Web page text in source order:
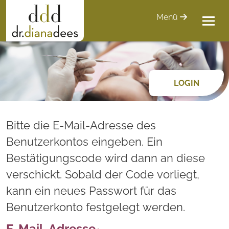
Menü
LOGIN
Bitte die E-Mail-Adresse des
Benutzerkontos eingeben. Ein
Bestätigungscode wird dann an diese
verschickt. Sobald der Code vorliegt,
kann ein neues Passwort für das
Benutzerkonto festgelegt werden.